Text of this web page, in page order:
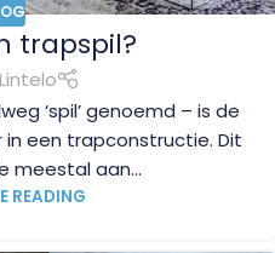
trapspil?
‘spil’ genoemd – is de
een trapconstructie. Dit
meestal aan...
READING